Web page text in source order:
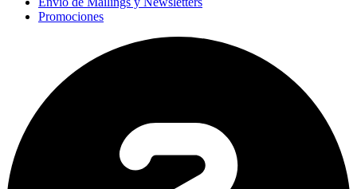
Promociones